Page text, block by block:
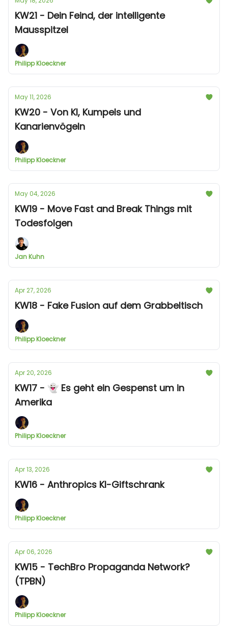
KW21 - Dein Feind, der intelligente
Mausspitzel
Philipp Kloeckner
May 11, 2026
KW20 - Von KI, Kumpels und
Kanarienvögeln
Philipp Kloeckner
May 04, 2026
KW19 - Move Fast and Break Things mit
Todesfolgen
Jan Kuhn
Apr 27, 2026
KW18 - Fake Fusion auf dem Grabbeltisch
Philipp Kloeckner
Apr 20, 2026
KW17 - 👻 Es geht ein Gespenst um in
Amerika
Philipp Kloeckner
Apr 13, 2026
KW16 - Anthropics KI-Giftschrank
Philipp Kloeckner
Apr 06, 2026
KW15 - TechBro Propaganda Network?
(TPBN)
Philipp Kloeckner